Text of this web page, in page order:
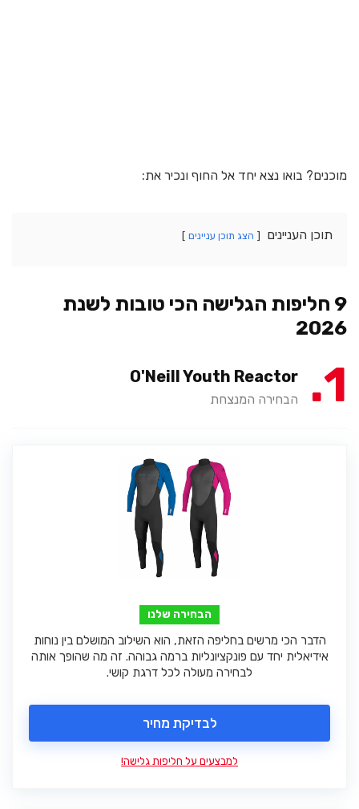
מוכנים? בואו נצא יחד אל החוף ונכיר את:
תוכן העניינים הצג תוכן עניינים
9 חליפות הגלישה הכי טובות לשנת
2026
1
O'Neill Youth Reactor
הבחירה המנצחת
הבחירה שלנו
הדבר הכי מרשים בחליפה הזאת, הוא השילוב המושלם בין נוחות
אידיאלית יחד עם פונקציונליות ברמה גבוהה. זה מה שהופך אותה
לבחירה מעולה לכל דרגת קושי.
לבדיקת מחיר
למבצעים על חליפות גלישה!